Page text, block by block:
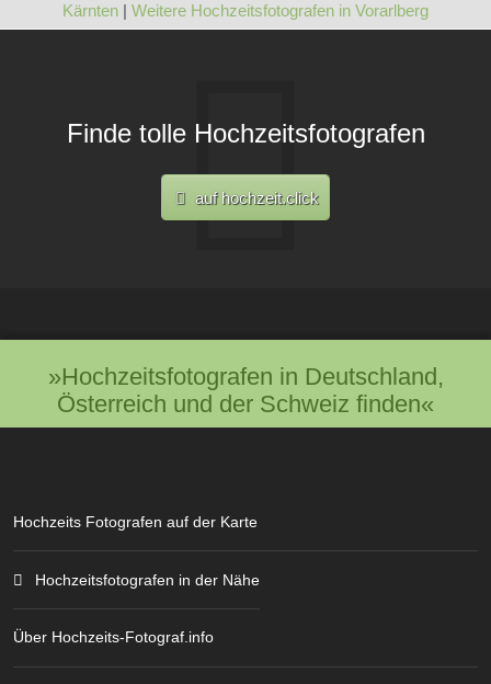
Kärnten | Weitere Hochzeitsfotografen in Vorarlberg
Finde tolle Hochzeitsfotografen
auf hochzeit.click
»Hochzeitsfotografen in Deutschland,
Österreich und der Schweiz finden«
Hochzeits Fotografen auf der Karte
Hochzeitsfotografen in der Nähe
Über Hochzeits-Fotograf.info